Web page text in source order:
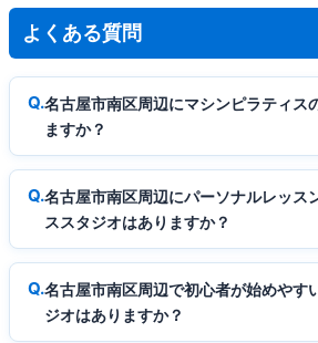
よくある質問
名古屋市南区周辺にマシンピラティス
ますか？
名古屋市南区周辺にパーソナルレッス
ススタジオはありますか？
名古屋市南区周辺で初心者が始めやす
ジオはありますか？